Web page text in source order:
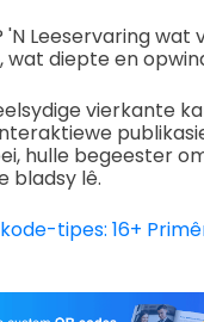
Leeservaring wat
wat diepte en
vierkante
hulle begeester
bladsy lê.
tipes: 16+